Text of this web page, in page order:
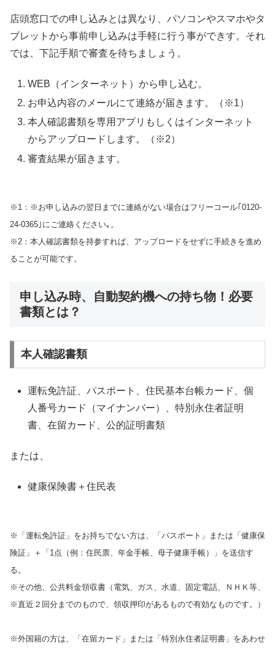
店頭窓口での申し込みとは異なり、パソコンやスマホやタ
ブレットから事前申し込みは手軽に行う事ができす。それ
では、下記手順で審査を待ちましょう。
WEB（インターネット）から申し込む。
お申込内容のメールにて連絡が届きます。（※1）
本人確認書類を専用アプリもしくはインターネット
からアップロードします。（※2）
審査結果が届きます。
※1：※お申し込みの翌日までに連絡がない場合はフリーコール｢0120-
24-0365｣にご連絡ください｡。
※2：本人確認書類を持参すれば、アップロードをせずに手続きを進め
ることが可能です。
申し込み時、自動契約機への持ち物！必要
書類とは？
本人確認書類
運転免許証、パスポート、住民基本台帳カード、個
人番号カード（マイナンバー）、特別永住者証明
書、在留カード、公的証明書類
または、
健康保険書＋住民表
※「運転免許証」をお持ちでない方は、「パスポート」または「健康保
険証」＋「1点（例：住民票、年金手帳、母子健康手帳）」を送信す
る。
※その他、公共料金領収書（電気、ガス、水道、固定電話、ＮＨＫ等、
※直近２回分までのもので、領収押印があるもので有効なものです。）
※外国籍の方は、「在留カード」または「特別永住者証明書」をあわせ